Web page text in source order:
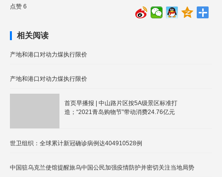
点赞 6
相关阅读
产地和港口对动力煤执行限价
产地和港口对动力煤执行限价
首页早播报 | 中山路片区按5A级景区标准打
造；“2021青岛购物节”带动消费24.76亿元
世卫组织：全球累计新冠确诊病例达404910528例
中国驻乌克兰使馆提醒旅乌中国公民加强疫情防护并密切关注当地局势